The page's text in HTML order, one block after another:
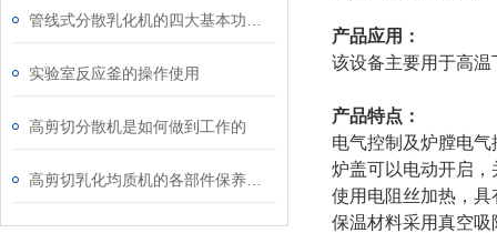
实验室反应釜的操作使用
高剪切分散机是如何做到工作的
产品应用：
该设备主要用于高
产品特点：
电气控制及炉膛电
炉盖可以电动开启
使用电阻丝加热，
保温材料采用真空